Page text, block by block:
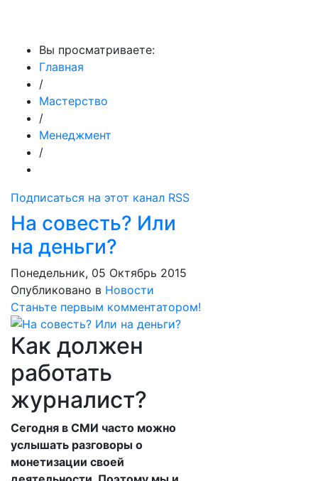
Вы просматриваете:
Главная
/
Мастерство
/
Менеджмент
/
Подписаться на этот канал RSS
На совесть? Или
на деньги?
Понедельник, 05 Октябрь 2015
Опубликовано в Новости
Станьте первым комментатором!
Как должен
работать
журналист?
Сегодня в СМИ часто можно
услышать разговоры о
монетизации своей